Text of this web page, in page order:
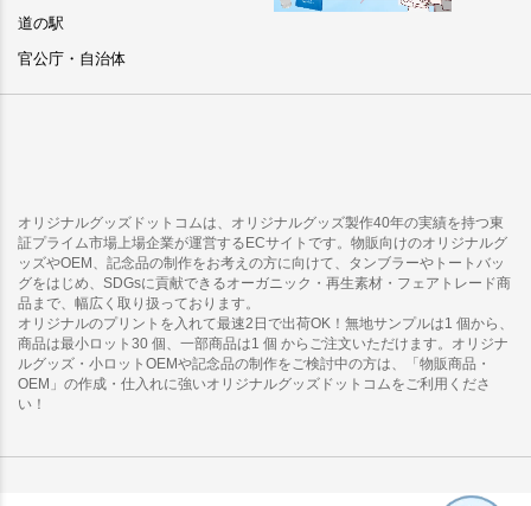
道の駅
官公庁・自治体
オリジナルグッズドットコムは、オリジナルグッズ製作40年の実績を持つ東
証プライム市場上場企業が運営するECサイトです。物販向けのオリジナルグ
ッズやOEM、記念品の制作をお考えの方に向けて、タンブラーやトートバッ
グをはじめ、SDGsに貢献できるオーガニック・再生素材・フェアトレード商
品まで、幅広く取り扱っております。
オリジナルのプリントを入れて最速2日で出荷OK！無地サンプルは1 個から、
商品は最小ロット30 個、一部商品は1 個 からご注文いただけます。オリジナ
ルグッズ・小ロットOEMや記念品の制作をご検討中の方は、「物販商品・
OEM」の作成・仕入れに強いオリジナルグッズドットコムをご利用くださ
い！